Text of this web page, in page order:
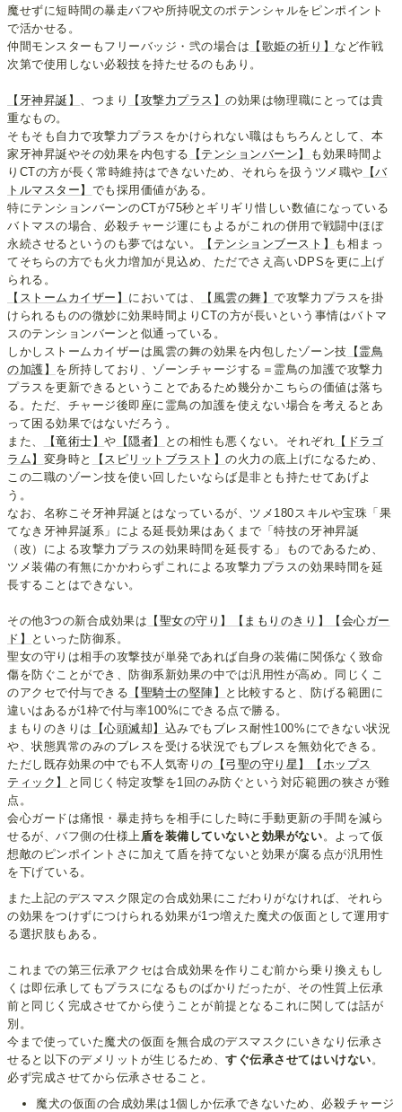
魔せずに短時間の暴走バフや所持呪文のポテンシャルをピンポイント
で活かせる。
仲間モンスターもフリーバッジ・弐の場合は 【歌姫の祈り】 など作戦
次第で使用しない必殺技を持たせるのもあり。
【牙神昇誕】 、つまり 【攻撃力プラス】の効果は物理職にとっては貴
重なもの。
そもそも自力で攻撃力プラスをかけられない職はもちろんとして、本
家牙神昇誕やその効果を内包する
【テンションバーン】
も効果時間よ
りCTの方が長く常時維持はできないため、それらを扱うツメ職や 【バ
トルマスター】 でも採用価値がある。
特にテンションバーンのCTが75秒とギリギリ惜しい数値になっている
バトマスの場合、必殺チャージ運にもよるがこれの併用で戦闘中ほぼ
永続させるというのも夢ではない。
【テンションブースト】
も相まっ
てそちらの方でも火力増加が見込め、ただでさえ高いDPSを更に上げ
られる。
【ストームカイザー】 においては、 【風雲の舞】で攻撃力プラスを掛
けられるものの微妙に効果時間よりCTの方が長いという事情はバトマ
スのテンションバーンと似通っている。
しかしストームカイザーは風雲の舞の効果を内包したゾーン技 【霊鳥
の加護】 を所持しており、ゾーンチャージする＝霊鳥の加護で攻撃力
プラスを更新できるということであるため幾分かこちらの価値は落ち
る。ただ、チャージ後即座に霊鳥の加護を使えない場合を考えるとあ
って困る効果ではないだろう。
また、
【竜術士】や 【隠者】 との相性も悪くない。それぞれ 【ドラゴ
ラム】 変身時と 【スピリットブラスト】の火力の底上げになるため、
この二職のゾーン技を使い回したいならば是非とも持たせてあげよ
う。
なお、名称こそ牙神昇誕とはなっているが、ツメ180スキルや宝珠「果
てなき牙神昇誕系」による延長効果はあくまで「特技の牙神昇誕
（改）による攻撃力プラスの効果時間を延長する」ものであるため、
ツメ装備の有無にかかわらずこれによる攻撃力プラスの効果時間を延
長することはできない。
その他3つの新合成効果は 【聖女の守り】 【まもりのきり】
【会心ガー
ド】
といった防御系。
聖女の守りは相手の攻撃技が単発であれば自身の装備に関係なく致命
傷を防ぐことができ、防御系新効果の中では汎用性が高め。同じくこ
のアクセで付与できる 【聖騎士の堅陣】
と比較すると、防げる範囲に
違いはあるが1枠で付与率100%にできる点で勝る。
まもりのきりは
【心頭滅却】 込みでもブレス耐性100%にできない状況
や、状態異常のみのブレスを受ける状況でもブレスを無効化できる。
ただし既存効果の中でも不人気寄りの 【弓聖の守り星】
【ホップス
ティック】
と同じく特定攻撃を1回のみ防ぐという対応範囲の狭さが難
点。
会心ガードは痛恨・暴走持ちを相手にした時に手動更新の手間を減ら
せるが、バフ側の仕様上盾を装備していないと効果がない。よって仮
想敵のピンポイントさに加えて盾を持てないと効果が腐る点が汎用性
を下げている。
また上記のデスマスク限定の合成効果にこだわりがなければ、それら
の効果をつけずにつけられる効果が1つ増えた魔犬の仮面として運用す
る選択肢もある。
これまでの第三伝承アクセは合成効果を作りこむ前から乗り換えもし
くは即伝承してもプラスになるものばかりだったが、その性質上伝承
前と同じく完成させてから使うことが前提となるこれに関しては話が
別。
今まで使っていた魔犬の仮面を無合成のデスマスクにいきなり伝承さ
せると以下のデメリットが生じるため、すぐ伝承させてはいけない。
必ず完成させてから伝承させること。
魔犬の仮面の合成効果は1個しか伝承できないため、必殺チャージ